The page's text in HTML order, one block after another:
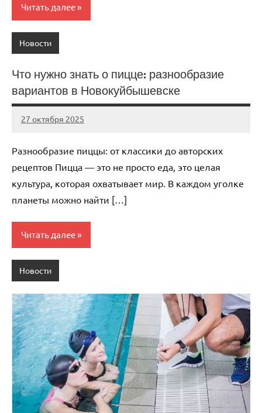
Читать далее
Новости
Что нужно знать о пицце: разнообразие
вариантов в Новокуйбышевске
27 октября 2025
Avtor
Нет
Разнообразие пиццы: от классики до авторских
рецептов Пицца — это не просто еда, это целая
культура, которая охватывает мир. В каждом уголке
планеты можно найти […]
Читать далее
Новости